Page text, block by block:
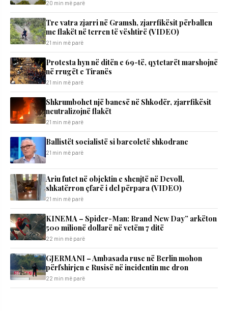
20 min më parë
Tre vatra zjarri në Gramsh, zjarrfikësit përballen
me flakët në terren të vështirë (VIDEO)
21 min më parë
Protesta hyn në ditën e 69-të, qytetarët marshojnë
në rrugët e Tiranës
21 min më parë
Shkrumbohet një banesë në Shkodër, zjarrfikësit
neutralizojnë flakët
21 min më parë
Ballistët socialistë si barcoletë shkodrane
21 min më parë
Ariu futet në objektin e shenjtë në Devoll,
shkatërron çfarë i del përpara (VIDEO)
21 min më parë
KINEMA – Spider-Man: Brand New Day” arkëton
500 milionë dollarë në vetëm 7 ditë
22 min më parë
GJERMANI – Ambasada ruse në Berlin mohon
përfshirjen e Rusisë në incidentin me dron
22 min më parë